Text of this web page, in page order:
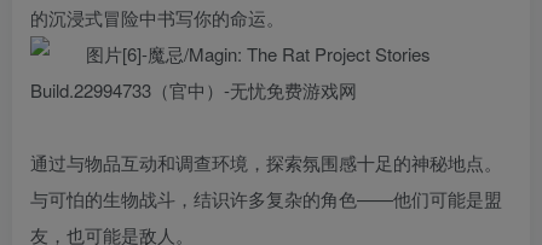
的沉浸式冒险中书写你的命运。
通过与物品互动和调查环境，探索氛围感十足的神秘地点。
与可怕的生物战斗，结识许多复杂的角色——他们可能是盟
友，也可能是敌人。